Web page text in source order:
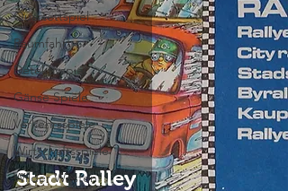
Quartettspiel
Raumfahrt
Detektivspiel
Gänse Spiele
Verkehrsspiele
Wirtschaftsspiele
Wilder Westen
Stadt Ralley